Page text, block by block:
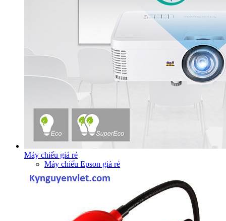
Máy chiếu giá rẻ
Máy chiếu Epson giá rẻ